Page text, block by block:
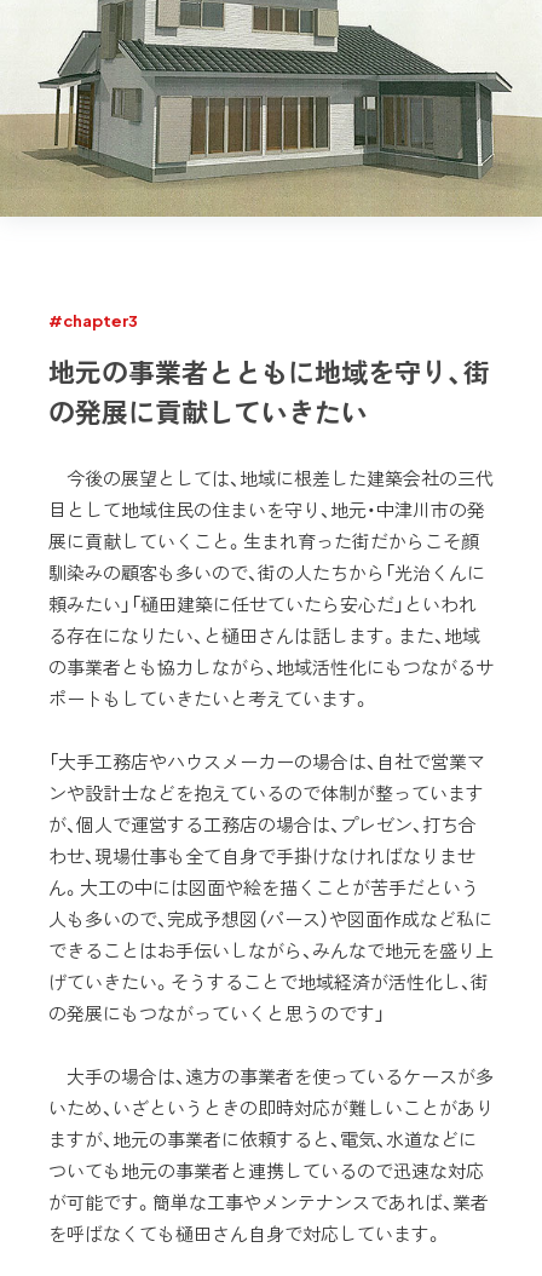
#chapter3
地元の事業者とともに地域を守り、街
の発展に貢献していきたい
今後の展望としては、地域に根差した建築会社の三代
目として地域住民の住まいを守り、地元・中津川市の発
展に貢献していくこと。生まれ育った街だからこそ顔
馴染みの顧客も多いので、街の人たちから「光治くんに
頼みたい」「樋田建築に任せていたら安心だ」といわれ
る存在になりたい、と樋田さんは話します。また、地域
の事業者とも協力しながら、地域活性化にもつながるサ
ポートもしていきたいと考えています。
「大手工務店やハウスメーカーの場合は、自社で営業マ
ンや設計士などを抱えているので体制が整っています
が、個人で運営する工務店の場合は、プレゼン、打ち合
わせ、現場仕事も全て自身で手掛けなければなりませ
ん。大工の中には図面や絵を描くことが苦手だという
人も多いので、完成予想図（パース）や図面作成など私に
できることはお手伝いしながら、みんなで地元を盛り上
げていきたい。そうすることで地域経済が活性化し、街
の発展にもつながっていくと思うのです」
大手の場合は、遠方の事業者を使っているケースが多
いため、いざというときの即時対応が難しいことがあり
ますが、地元の事業者に依頼すると、電気、水道などに
ついても地元の事業者と連携しているので迅速な対応
が可能です。簡単な工事やメンテナンスであれば、業者
を呼ばなくても樋田さん自身で対応しています。